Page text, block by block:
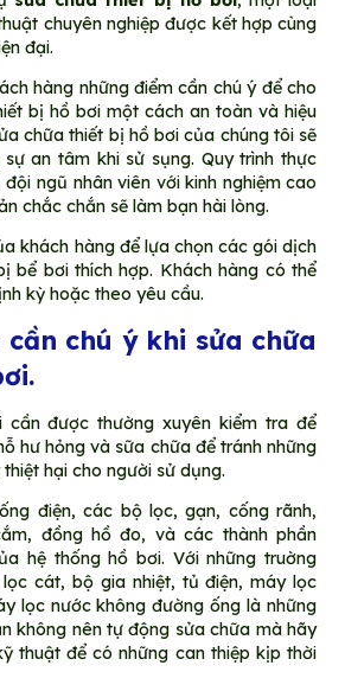
chuyên nghiệp được kết hợp cùng
đại.
hàng những điểm cần chú ý để cho
bị hồ bơi một cách an toàn và hiệu
chữa thiết bị hồ bơi của chúng tôi sẽ
an tâm khi sử sụng. Quy trình thực
đội ngũ nhân viên với kinh nghiệm cao
chắc chắn sẽ làm bạn hài lòng.
khách hàng để lựa chọn các gói dịch
bể bơithích hợp. Khách hàng có thể
kỳ hoặc theo yêu cầu.
cần chú ý khi sửa chữa
được thường xuyên kiểm tra để
hư hỏng và sữa chữa để tránh những
hại cho người sử dụng.
điện, các bộ lọc, gạn, cống rãnh,
đồng hồ đo, và các thành phần
hệ thống hồ bơi. Với những truờng
cát, bộ gia nhiệt, tủ điện, máy lọc
lọc nước không đường ống là những
không nên tự động sửa chữa mà hãy
thuật để có những can thiệp kịp thời